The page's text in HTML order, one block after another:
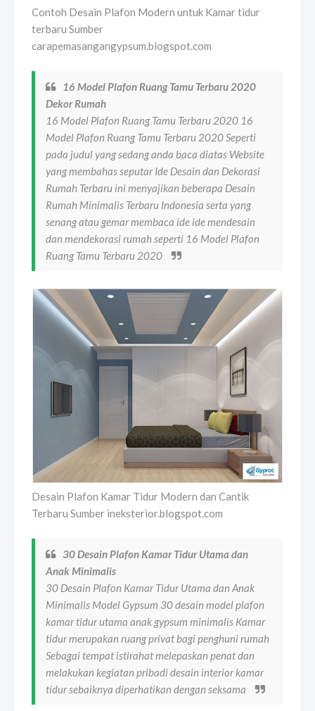
Contoh Desain Plafon Modern untuk Kamar tidur
terbaru Sumber
carapemasangangypsum.blogspot.com
16 Model Plafon Ruang Tamu Terbaru 2020
Dekor Rumah
16 Model Plafon Ruang Tamu Terbaru 2020 16
Model Plafon Ruang Tamu Terbaru 2020 Seperti
pada judul yang sedang anda baca diatas Website
yang membahas seputar Ide Desain dan Dekorasi
Rumah Terbaru ini menyajikan beberapa Desain
Rumah Minimalis Terbaru Indonesia serta yang
senang atau gemar membaca ide ide mendesain
dan mendekorasi rumah seperti 16 Model Plafon
Ruang Tamu Terbaru 2020
Desain Plafon Kamar Tidur Modern dan Cantik
Terbaru Sumber ineksterior.blogspot.com
30 Desain Plafon Kamar Tidur Utama dan
Anak Minimalis
30 Desain Plafon Kamar Tidur Utama dan Anak
Minimalis Model Gypsum 30 desain model plafon
kamar tidur utama anak gypsum minimalis Kamar
tidur merupakan ruang privat bagi penghuni rumah
Sebagai tempat istirahat melepaskan penat dan
melakukan kegiatan pribadi desain interior kamar
tidur sebaiknya diperhatikan dengan seksama